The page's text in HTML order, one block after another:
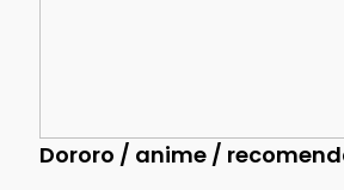
Dororo / anime /